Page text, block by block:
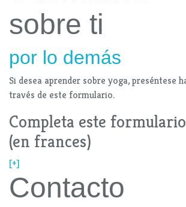
sobre ti
por lo demás
Si desea aprender sobre yoga, preséntese
través de este formulario.
Completa este formulario
(en frances)
[+]
Contacto